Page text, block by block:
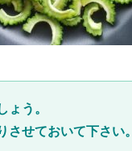
ょう。
せておいて下さい。